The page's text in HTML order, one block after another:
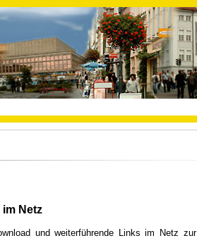
Netz
und weiterführende Links im Netz zur